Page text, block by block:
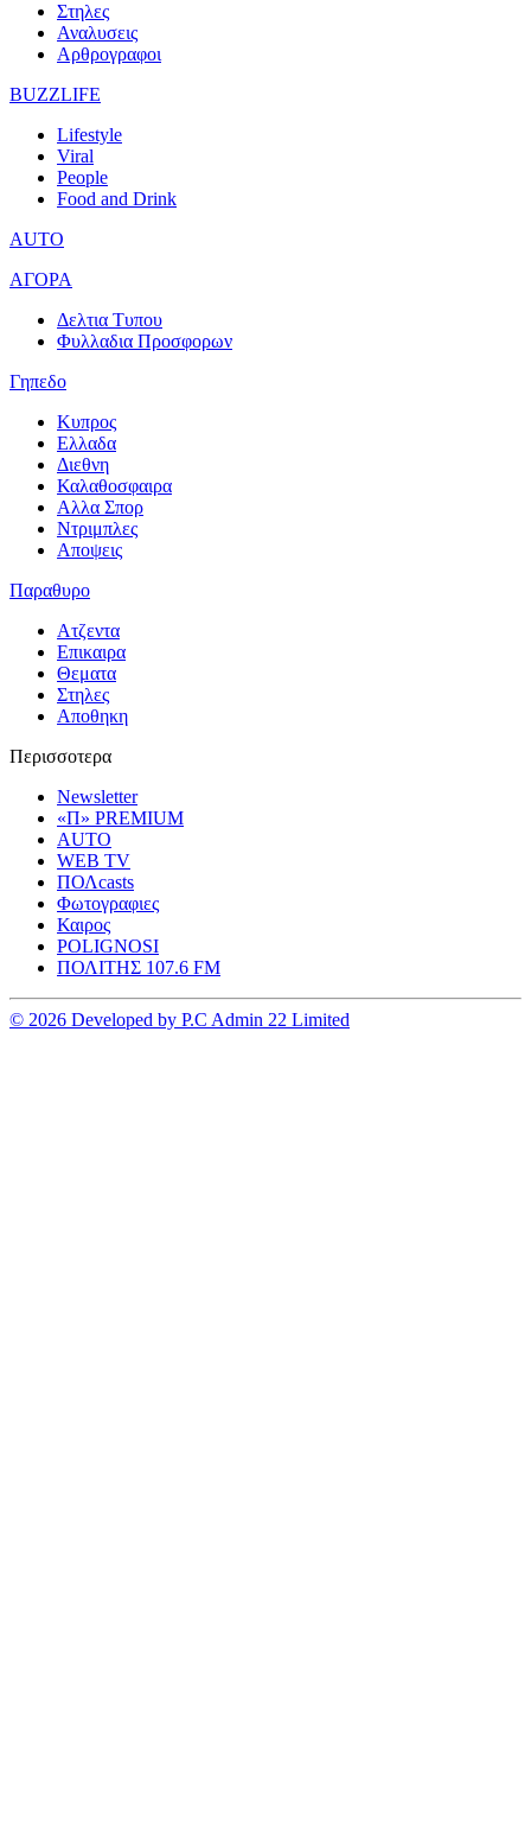
Στηλες
Αναλυσεις
Αρθρογραφοι
BUZZLIFE
Lifestyle
Viral
People
Food and Drink
AUTO
ΑΓΟΡΑ
Δελτια Τυπου
Φυλλαδια Προσφορων
Γηπεδο
Κυπρος
Ελλαδα
Διεθνη
Καλαθοσφαιρα
Αλλα Σπορ
Ντριμπλες
Αποψεις
Παραθυρο
Ατζεντα
Επικαιρα
Θεματα
Στηλες
Αποθηκη
Περισσοτερα
Newsletter
«Π» PREMIUM
AUTO
WEB TV
ΠΟΛcasts
Φωτογραφιες
Καιρος
POLIGNOSI
ΠΟΛΙΤΗΣ 107.6 FM
© 2026 Developed by P.C Admin 22 Limited